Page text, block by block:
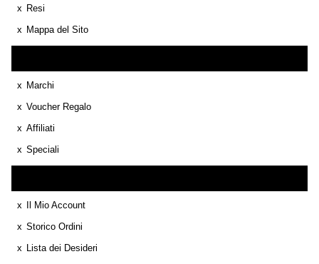
Resi
Mappa del Sito
Marchi
Voucher Regalo
Affiliati
Speciali
Il Mio Account
Storico Ordini
Lista dei Desideri